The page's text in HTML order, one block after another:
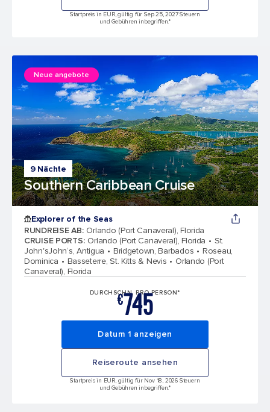
Startpreis in EUR, gültig für Sep 25, 2027 Steuern
und Gebühren inbegriffen.*
9 Nächte
Southern Caribbean Cruise
Neue angebote
Explorer of the Seas
RUNDREISE AB: Orlando (Port Canaveral), Florida
CRUISE PORTS: Orlando (Port Canaveral), Florida
St.
John'sJohn‘s, Antigua
Bridgetown, Barbados
Roseau,
Dominica
Basseterre, St. Kitts & Nevis
Orlando (Port
Canaveral), Florida
DURCHSCHN. PRO PERSON*
€745
Datum 1 anzeigen
Reiseroute ansehen
Startpreis in EUR, gültig für Nov 18, 2026 Steuern
und Gebühren inbegriffen.*